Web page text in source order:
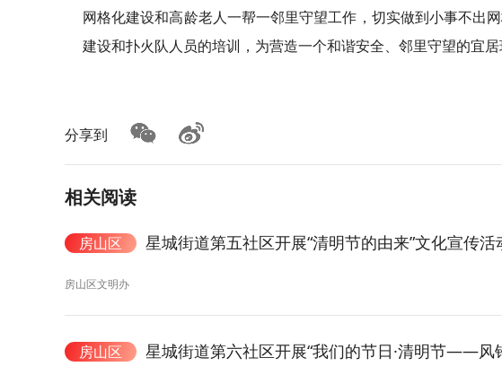
网格化建设和高龄老人一帮一邻里守望工作，切实做到小事不出
建设和扑火队人员的培训，为营造一个和谐安全、邻里守望的宜居
分享到
相关阅读
房山区 星城街道第五社区开展“清明节的由来”文化宣传活
房山区文明办
房山区 星城街道第六社区开展“我们的节日·清明节——风